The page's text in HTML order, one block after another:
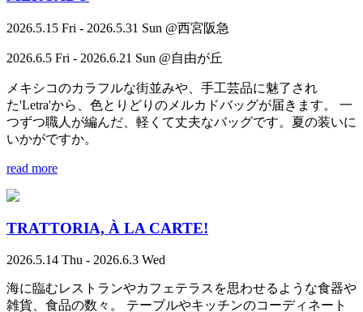
2026.5.15 Fri - 2026.5.31 Sun @西宮阪急
2026.6.5 Fri - 2026.6.21 Sun @自由が丘
メキシコのカラフルな街並みや、手工芸品に魅了され
た'Letra'から、色とりどりのメルカドバッグが届きます。 一
つずつ職人が編んだ、軽くて丈夫なバッグです。夏の装いに
いかがですか。
read more
TRATTORIA, À LA CARTE!
2026.5.14 Thu - 2026.6.3 Wed
海に臨むレストランやカフェテラスを思わせるような食器や
雑貨、食品の数々。 テーブルやキッチンのコーディネート